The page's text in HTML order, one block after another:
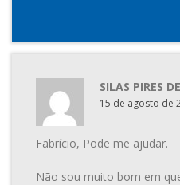
SILAS PIRES
15 de agosto de
Fabrício, Pode me ajudar.
Não sou muito bom em